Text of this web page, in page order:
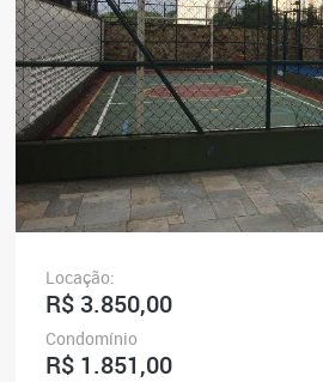
Locação:
R$ 3.850,00
Condomínio
R$ 1.851,00